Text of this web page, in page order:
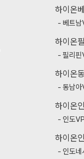
하이온
베트
하이온
필리
하이온
동남
하이온
인도
하이온
인도